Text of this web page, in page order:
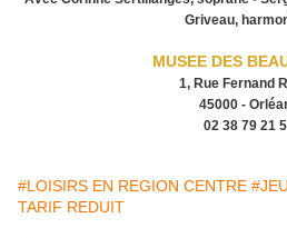
Griveau,
MUSEE DES
1, Rue Fernand
45000 -
02 38 79 21
#LOISIRS EN REGION CENTRE
TARIF REDUIT